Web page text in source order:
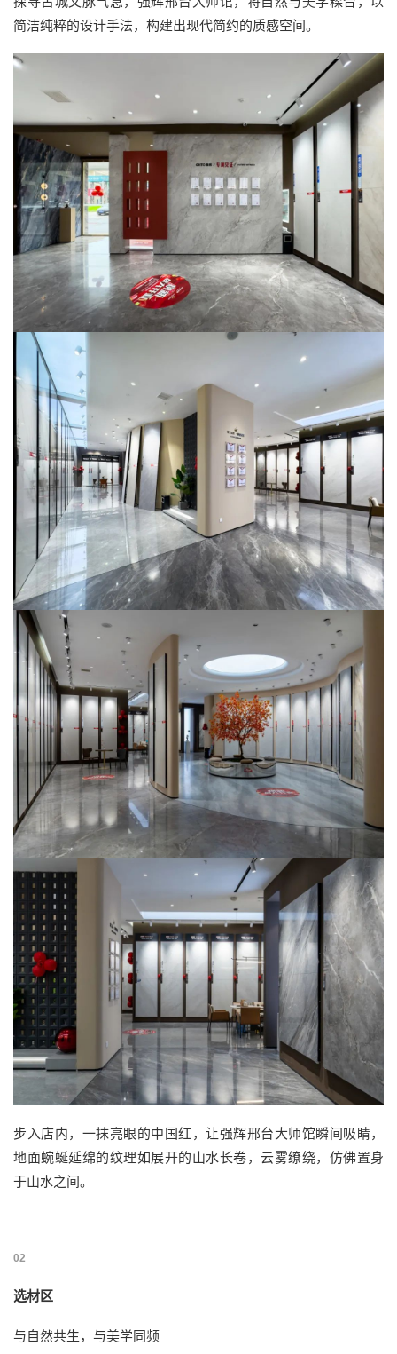
简洁纯粹的设计手法，构建出现代简约的质感空间。
步入店内，一抹亮眼的中国红，让强辉邢台大师馆瞬间吸睛，
地面蜿蜒延绵的纹理如展开的山水长卷，云雾缭绕，仿佛置身
于山水之间。
02
选材区
与自然共生，与美学同频